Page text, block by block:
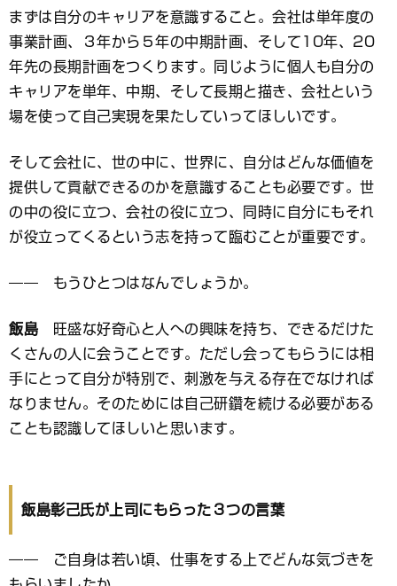
まずは自分のキャリアを意識すること。会社は単年度の
事業計画、３年から５年の中期計画、そして10年、20
年先の長期計画をつくります。同じように個人も自分の
キャリアを単年、中期、そして長期と描き、会社という
場を使って自己実現を果たしていってほしいです。
そして会社に、世の中に、世界に、自分はどんな価値を
提供して貢献できるのかを意識することも必要です。世
の中の役に立つ、会社の役に立つ、同時に自分にもそれ
が役立ってくるという志を持って臨むことが重要です。
―― もうひとつはなんでしょうか。
飯島 旺盛な好奇心と人への興味を持ち、できるだけた
くさんの人に会うことです。ただし会ってもらうには相
手にとって自分が特別で、刺激を与える存在でなければ
なりません。そのためには自己研鑽を続ける必要がある
ことも認識してほしいと思います。
飯島彰己氏が上司にもらった３つの言葉
―― ご自身は若い頃、仕事をする上でどんな気づきを